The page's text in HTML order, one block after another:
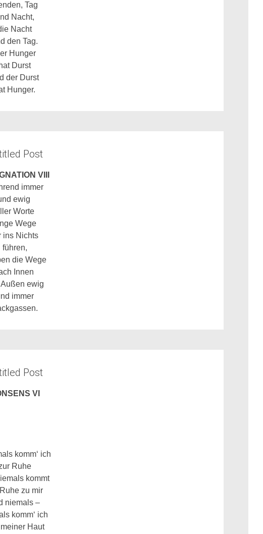
Tag
Nacht,
Nacht
den Tag.
Hunger
hat Durst
der Durst
Hunger.
Post
VIII
immer
ewig
Worte
Wege
ins Nichts
führen,
die Wege
Innen
ewig
immer
Post
VI
komm‘ ich
Ruhe
kommt
zu mir
niemals –
komm‘ ich
Haut